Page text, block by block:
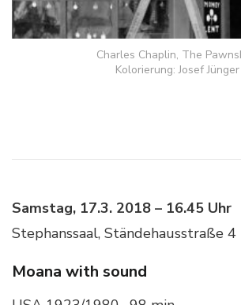
Charles Chaplin, The
Kolorierung: Josef Jünger
Samstag, 17.3. 2018 – 16.45 Uhr
Stephanssaal, Ständehausstraße 4
Moana with sound